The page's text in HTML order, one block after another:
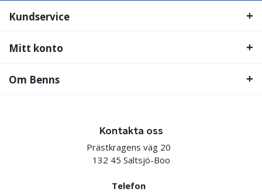
Kundservice
Mitt konto
Om Benns
Kontakta oss
Prästkragens väg 20
132 45 Saltsjö-Boo
Telefon